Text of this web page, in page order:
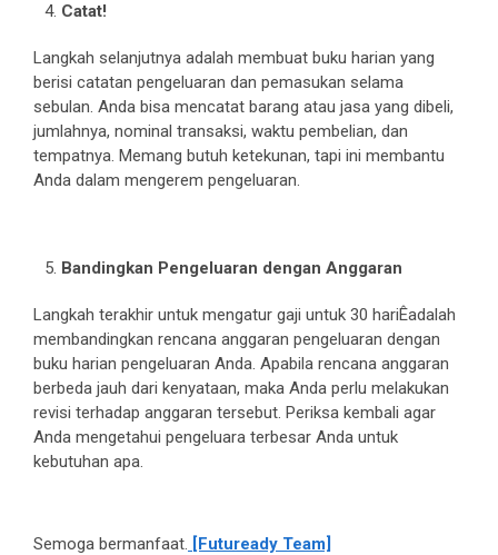
Catat!
Langkah selanjutnya adalah membuat buku harian yang
berisi catatan pengeluaran dan pemasukan selama
sebulan. Anda bisa mencatat barang atau jasa yang dibeli,
jumlahnya, nominal transaksi, waktu pembelian, dan
tempatnya. Memang butuh ketekunan, tapi ini membantu
Anda dalam mengerem pengeluaran.
Bandingkan Pengeluaran dengan Anggaran
Langkah terakhir untuk mengatur gaji untuk 30 hariÊadalah
membandingkan rencana anggaran pengeluaran dengan
buku harian pengeluaran Anda. Apabila rencana anggaran
berbeda jauh dari kenyataan, maka Anda perlu melakukan
revisi terhadap anggaran tersebut. Periksa kembali agar
Anda mengetahui pengeluara terbesar Anda untuk
kebutuhan apa.
Semoga bermanfaat. [Futuready Team]